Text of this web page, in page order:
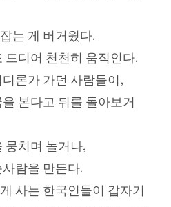
는 게 버거웠다.
드디어 천천히 움직인다.
론가 가던 사람들이,
본다고 뒤를 돌아보거
뭉치며 놀거나,
람을 만든다.
사는 한국인들이 갑자기